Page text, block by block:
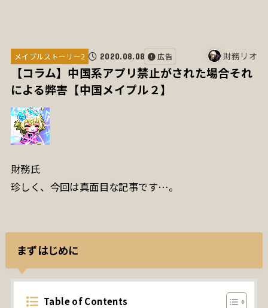
メイプルストーリー2 2020.08.08 広告 財務リオ
【コラム】中国系アプリ禁止がされた場合それ
による弊害【中国メイプル２】
財務氏
珍しく、今回は真面目な記事です…。
まずはじめに
Table of Contents